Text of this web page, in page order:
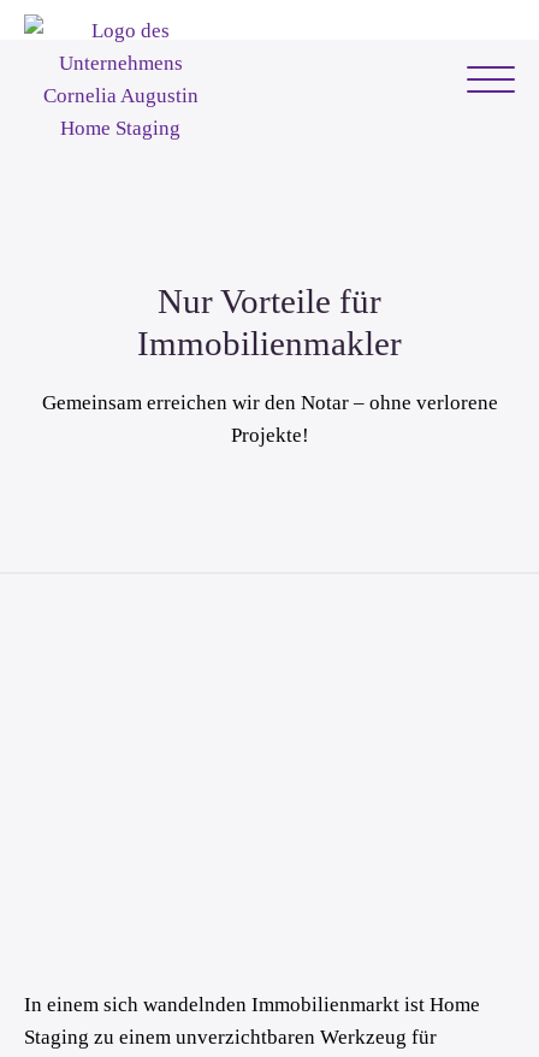
Nur Vorteile für
Immobilienmakler
Gemeinsam erreichen wir den Notar – ohne verlorene
Projekte!
In einem sich wandelnden Immobilienmarkt ist Home
Staging zu einem unverzichtbaren Werkzeug für